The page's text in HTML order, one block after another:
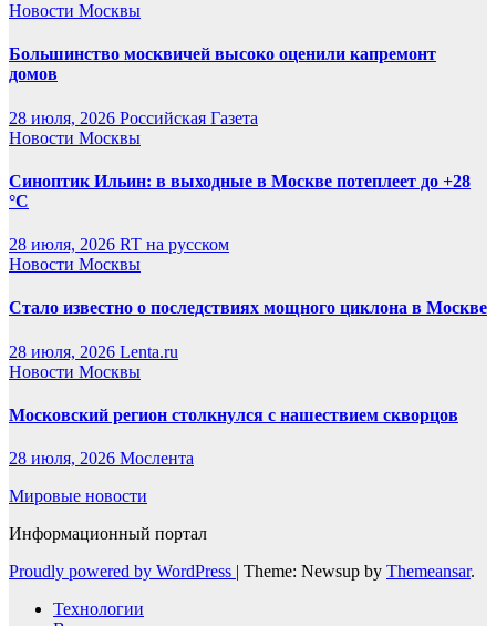
Новости Москвы
Большинство москвичей высоко оценили капремонт
домов
28 июля, 2026 Российская Газета
Новости Москвы
Синоптик Ильин: в выходные в Москве потеплеет до +28
°C
28 июля, 2026 RT на русском
Новости Москвы
Стало известно о последствиях мощного циклона в Москве
28 июля, 2026 Lenta.ru
Новости Москвы
Московский регион столкнулся с нашествием скворцов
28 июля, 2026 Мослента
Мировые новости
Информационный портал
Proudly powered by WordPress | Theme: Newsup by Themeansar.
Технологии